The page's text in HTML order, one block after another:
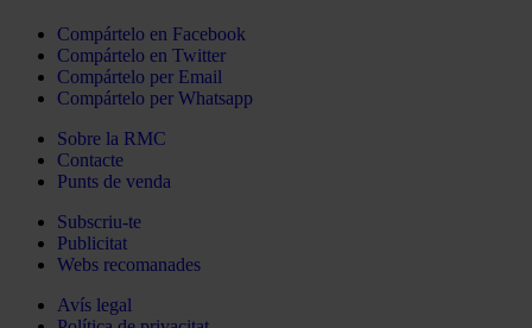
Compártelo en Facebook
Compártelo en Twitter
Compártelo per Email
Compártelo per Whatsapp
Sobre la RMC
Contacte
Punts de venda
Subscriu-te
Publicitat
Webs recomanades
Avís legal